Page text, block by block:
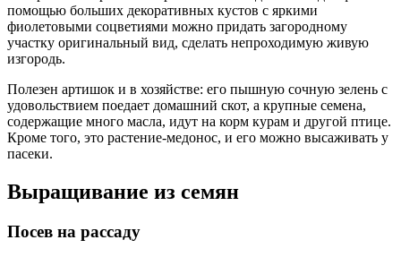
помощью больших декоративных кустов с яркими
фиолетовыми соцветиями можно придать загородному
участку оригинальный вид, сделать непроходимую живую
изгородь.
Полезен артишок и в хозяйстве: его пышную сочную зелень с
удовольствием поедает домашний скот, а крупные семена,
содержащие много масла, идут на корм курам и другой птице.
Кроме того, это растение-медонос, и его можно высаживать у
пасеки.
Выращивание из семян
Посев на рассаду